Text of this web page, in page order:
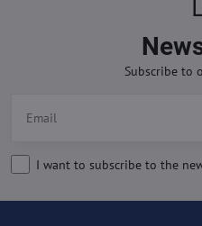
Subscribe to
I want to subscribe to the